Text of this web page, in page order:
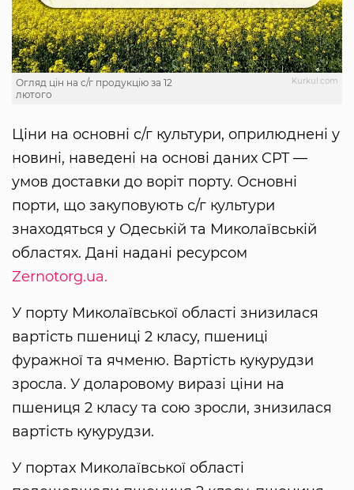
Kurkul.com
Огляд цін на с/г продукцію за 12
лютого
Ціни на основні с/г культури, оприлюднені у
новині, наведені на основі даних CPT —
умов доставки до воріт порту. Основні
порти, що закуповують с/г культури
знаходяться у Одеській та Миколаївській
областях. Дані надані ресурсом
Zernotorg.ua.
У порту Миколаївської області знизилася
вартість пшениці 2 класу, пшениці
фуражної та ячменю. Вартість кукурудзи
зросла. У доларовому виразі ціни на
пшениця 2 класу та сою зросли, знизилася
вартість кукурудзи.
У портах Миколаївської області